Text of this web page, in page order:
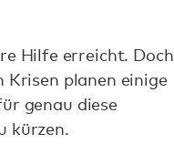
Hilfe erreicht. Doch
planen einige
genau diese
kürzen.